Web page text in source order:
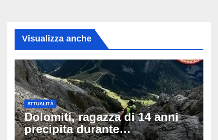
Visualizza anche
ATTUALITÀ
Dolomiti, ragazza di 14 anni
precipita durante